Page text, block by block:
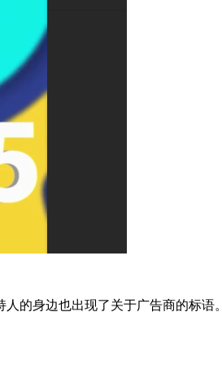
的身边也出现了关于广告商的标语。